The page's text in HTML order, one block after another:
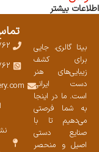
اطلاعات بیشتر
بیتا گالری، جایی
برای کشف
زیبایی‌های هنر
دست ایرانی
است. ما در اینجا
به شما فرصتی
می‌دهیم تا با
صنایع دستی
اصیل و منحصر